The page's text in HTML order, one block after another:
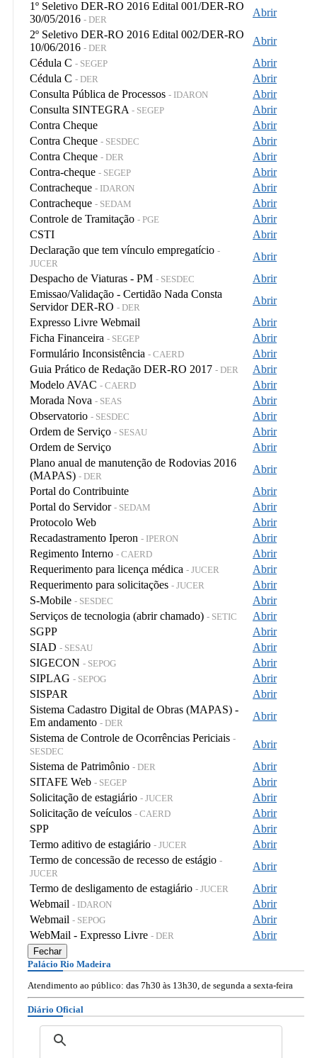
1º Seletivo DER-RO 2016 Edital 001/DER-RO
30/05/2016 - DER
Abrir
2º Seletivo DER-RO 2016 Edital 002/DER-RO
10/06/2016 - DER
Abrir
Cédula C - SEGEP
Abrir
Cédula C - DER
Abrir
Consulta Pública de Processos - IDARON
Abrir
Consulta SINTEGRA - SEGEP
Abrir
Contra Cheque
Abrir
Contra Cheque - SESDEC
Abrir
Contra Cheque - DER
Abrir
Contra-cheque - SEGEP
Abrir
Contracheque - IDARON
Abrir
Contracheque - SEDAM
Abrir
Controle de Tramitação - PGE
Abrir
CSTI
Abrir
Declaração que tem vínculo empregatício -
JUCER
Abrir
Despacho de Viaturas - PM - SESDEC
Abrir
Emissao/Validação - Certidão Nada Consta
Servidor DER-RO - DER
Abrir
Expresso Livre Webmail
Abrir
Ficha Financeira - SEGEP
Abrir
Formulário Inconsistência - CAERD
Abrir
Guia Prático de Redação DER-RO 2017 - DER
Abrir
Modelo AVAC - CAERD
Abrir
Morada Nova - SEAS
Abrir
Observatorio - SESDEC
Abrir
Ordem de Serviço - SESAU
Abrir
Ordem de Serviço
Abrir
Plano anual de manutenção de Rodovias 2016
(MAPAS) - DER
Abrir
Portal do Contribuinte
Abrir
Portal do Servidor - SEDAM
Abrir
Protocolo Web
Abrir
Recadastramento Iperon - IPERON
Abrir
Regimento Interno - CAERD
Abrir
Requerimento para licença médica - JUCER
Abrir
Requerimento para solicitações - JUCER
Abrir
S-Mobile - SESDEC
Abrir
Serviços de tecnologia (abrir chamado) - SETIC
Abrir
SGPP
Abrir
SIAD - SESAU
Abrir
SIGECON - SEPOG
Abrir
SIPLAG - SEPOG
Abrir
SISPAR
Abrir
Sistema Cadastro Digital de Obras (MAPAS) -
Em andamento - DER
Abrir
Sistema de Controle de Ocorrências Periciais -
SESDEC
Abrir
Sistema de Patrimônio - DER
Abrir
SITAFE Web - SEGEP
Abrir
Solicitação de estagiário - JUCER
Abrir
Solicitação de veículos - CAERD
Abrir
SPP
Abrir
Termo aditivo de estagiário - JUCER
Abrir
Termo de concessão de recesso de estágio -
JUCER
Abrir
Termo de desligamento de estagiário - JUCER
Abrir
Webmail - IDARON
Abrir
Webmail - SEPOG
Abrir
WebMail - Expresso Livre - DER Abrir
Fechar
Palácio Rio Madeira
Atendimento ao público: das 7h30 às 13h30, de segunda a sexta-feira
Diário Oficial